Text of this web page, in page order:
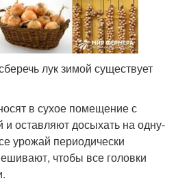
лук зимой существует
в сухое помещение с
оставляют досыхать на одну-
урожай периодически
чтобы все головки